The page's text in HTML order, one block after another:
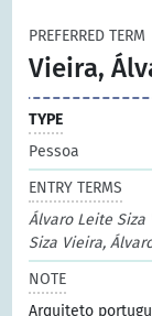
PREFERRED TERM
Vieira,
TYPE
Pessoa
ENTRY TERMS
Álvaro Leite Siza
Siza Vieira,
NOTE
Arquiteto